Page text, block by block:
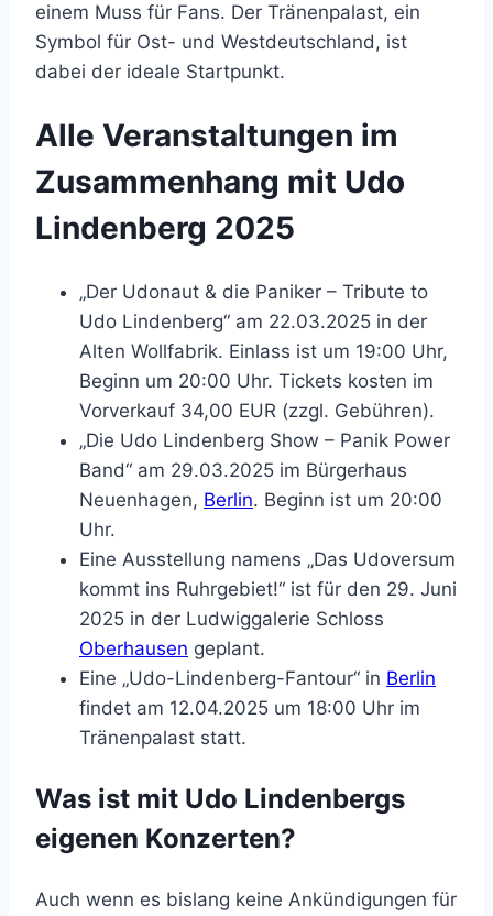
einem Muss für Fans. Der Tränenpalast, ein
Symbol für Ost- und Westdeutschland, ist
dabei der ideale Startpunkt.
Alle Veranstaltungen im
Zusammenhang mit Udo
Lindenberg 2025
„Der Udonaut & die Paniker – Tribute to
Udo Lindenberg“ am 22.03.2025 in der
Alten Wollfabrik. Einlass ist um 19:00 Uhr,
Beginn um 20:00 Uhr. Tickets kosten im
Vorverkauf 34,00 EUR (zzgl. Gebühren).
„Die Udo Lindenberg Show – Panik Power
Band“ am 29.03.2025 im Bürgerhaus
Neuenhagen, Berlin. Beginn ist um 20:00
Uhr.
Eine Ausstellung namens „Das Udoversum
kommt ins Ruhrgebiet!“ ist für den 29. Juni
2025 in der Ludwiggalerie Schloss
Oberhausen geplant.
Eine „Udo-Lindenberg-Fantour“ in Berlin
findet am 12.04.2025 um 18:00 Uhr im
Tränenpalast statt.
Was ist mit Udo Lindenbergs
eigenen Konzerten?
Auch wenn es bislang keine Ankündigungen für